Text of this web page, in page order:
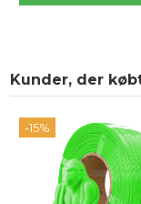
Kunder, der
-15%